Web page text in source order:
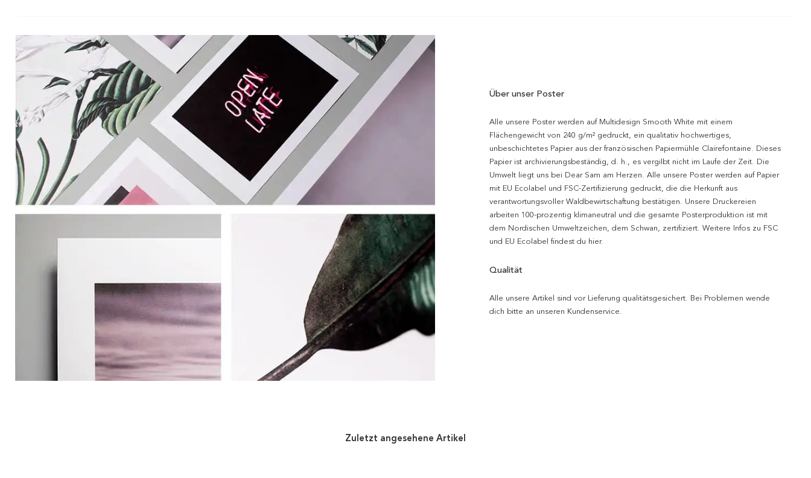
Über unser Poster
Alle unsere Poster werden auf Multidesign Smooth White mit einem
Flächengewicht von 240 g/m² gedruckt, ein qualitativ hochwertiges,
unbeschichtetes Papier aus der französischen Papiermühle Clairefontaine. Dieses
Papier ist archivierungsbeständig, d. h., es vergilbt nicht im Laufe der Zeit. Die
Umwelt liegt uns bei Dear Sam am Herzen. Alle unsere Poster werden auf Papier
mit EU Ecolabel und FSC-Zertifizierung gedruckt, die die Herkunft aus
verantwortungsvoller Waldbewirtschaftung bestätigen. Unsere Druckereien
arbeiten 100-prozentig klimaneutral und die gesamte Posterproduktion ist mit
dem Nordischen Umweltzeichen, dem Schwan, zertifiziert. Weitere Infos zu FSC
und EU Ecolabel findest du hier.
Qualität
Alle unsere Artikel sind vor Lieferung qualitätsgesichert. Bei Problemen wende
dich bitte an unseren Kundenservice.
Zuletzt angesehene Artikel